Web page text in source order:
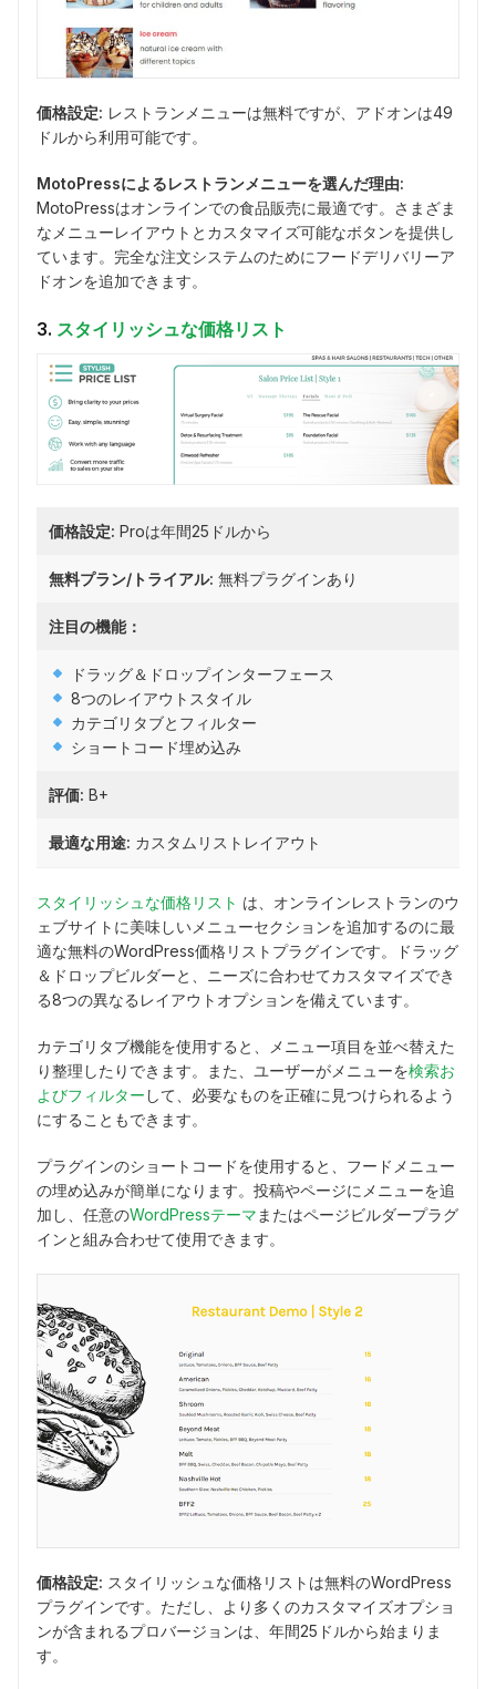
価格設定: レストランメニューは無料ですが、アドオンは49
ドルから利用可能です。
MotoPressによるレストランメニューを選んだ理由:
MotoPressはオンラインでの食品販売に最適です。さまざま
なメニューレイアウトとカスタマイズ可能なボタンを提供し
ています。完全な注文システムのためにフードデリバリーア
ドオンを追加できます。
3. スタイリッシュな価格リスト
価格設定: Proは年間25ドルから
無料プラン/トライアル: 無料プラグインあり
注目の機能：
ドラッグ＆ドロップインターフェース
8つのレイアウトスタイル
カテゴリタブとフィルター
ショートコード埋め込み
評価: B+
最適な用途: カスタムリストレイアウト
スタイリッシュな価格リスト は、オンラインレストランのウ
ェブサイトに美味しいメニューセクションを追加するのに最
適な無料のWordPress価格リストプラグインです。ドラッグ
＆ドロップビルダーと、ニーズに合わせてカスタマイズでき
る8つの異なるレイアウトオプションを備えています。
カテゴリタブ機能を使用すると、メニュー項目を並べ替えた
り整理したりできます。また、ユーザーがメニューを検索お
よびフィルター して、必要なものを正確に見つけられるよう
にすることもできます。
プラグインのショートコードを使用すると、フードメニュー
の埋め込みが簡単になります。投稿やページにメニューを追
加し、任意のWordPressテーマ またはページビルダープラグ
インと組み合わせて使用​​できます。
価格設定: スタイリッシュな価格リストは無料のWordPress
プラグインです。ただし、より多くのカスタマイズオプショ
ンが含まれるプロバージョンは、年間25ドルから始まりま
す。